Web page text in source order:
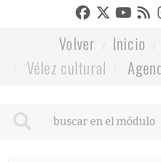
Volver Inicio
Vélez cultural